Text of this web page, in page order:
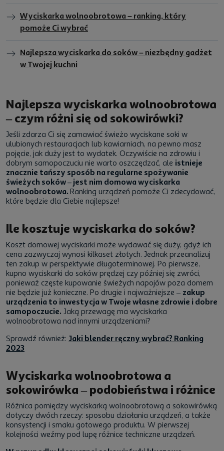
Wyciskarka wolnoobrotowa – ranking, który
pomoże Ci wybrać
Najlepsza wyciskarka do soków – niezbędny gadżet
w Twojej kuchni
Najlepsza wyciskarka wolnoobrotowa
– czym różni się od sokowirówki?
Jeśli zdarza Ci się zamawiać świeżo wyciskane soki w
ulubionych restauracjach lub kawiarniach, na pewno masz
pojęcie, jak duży jest to wydatek. Oczywiście na zdrowiu i
dobrym samopoczuciu nie warto oszczędzać, ale istnieje
znacznie tańszy sposób na regularne spożywanie
świeżych soków – jest nim domowa wyciskarka
wolnoobrotowa. Ranking urządzeń pomoże Ci zdecydować,
które będzie dla Ciebie najlepsze!
Ile kosztuje wyciskarka do soków?
Koszt domowej wyciskarki może wydawać się duży, gdyż ich
cena zazwyczaj wynosi kilkaset złotych. Jednak przeanalizuj
ten zakup w perspektywie długoterminowej. Po pierwsze,
kupno wyciskarki do soków prędzej czy później się zwróci,
ponieważ częste kupowanie świeżych napojów poza domem
nie będzie już konieczne. Po drugie i najważniejsze – zakup
urządzenia to inwestycja w Twoje własne zdrowie i dobre
samopoczucie. Jaką przewagę ma wyciskarka
wolnoobrotowa nad innymi urządzeniami?
Sprawdź również: Jaki blender ręczny wybrać? Ranking
2023
Wyciskarka wolnoobrotowa a
sokowirówka – podobieństwa i różnice
Różnica pomiędzy wyciskarką wolnoobrotową a sokowirówką
dotyczy dwóch rzeczy: sposobu działania urządzeń, a także
konsystencji i smaku gotowego produktu. W pierwszej
kolejności weźmy pod lupę różnice techniczne urządzeń.